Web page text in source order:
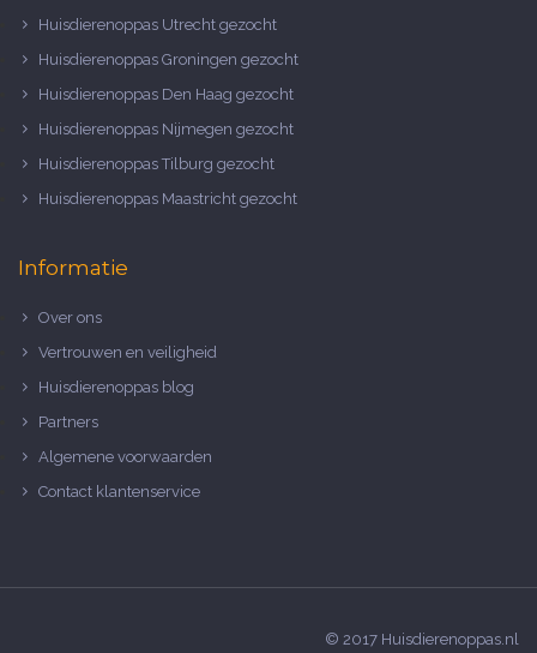
Huisdierenoppas Utrecht gezocht
Huisdierenoppas Groningen gezocht
Huisdierenoppas Den Haag gezocht
Huisdierenoppas Nijmegen gezocht
Huisdierenoppas Tilburg gezocht
Huisdierenoppas Maastricht gezocht
Informatie
Over ons
Vertrouwen en veiligheid
Huisdierenoppas blog
Partners
Algemene voorwaarden
Contact klantenservice
© 2017 Huisdierenoppas.nl